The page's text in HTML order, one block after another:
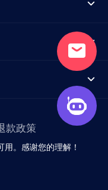
款政策
。感谢您的理解！